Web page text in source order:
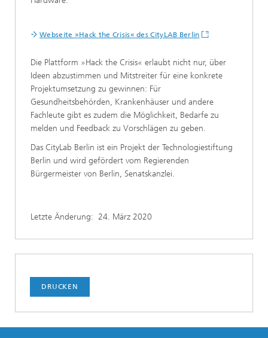
Webseite »Hack the Crisis« des CityLAB Berlin
Die Plattform »Hack the Crisis« erlaubt nicht nur, über
Ideen abzustimmen und Mitstreiter für eine konkrete
Projektumsetzung zu gewinnen: Für
Gesundheitsbehörden, Krankenhäuser und andere
Fachleute gibt es zudem die Möglichkeit, Bedarfe zu
melden und Feedback zu Vorschlägen zu geben.
Das CityLab Berlin ist ein Projekt der Technologiestiftung
Berlin und wird gefördert vom Regierenden
Bürgermeister von Berlin, Senatskanzlei.
Letzte Änderung: 24. März 2020
DRUCKEN